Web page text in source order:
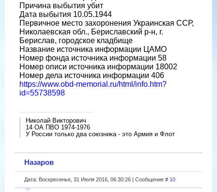
Причина выбытия убит
Дата выбытия 10.05.1944
Первичное место захоронения Украинская ССР,
Николаевская обл., Бериславский р-н, г.
Берислав, городское кладбище
Название источника информации ЦАМО
Номер фонда источника информации 58
Номер описи источника информации 18002
Номер дела источника информации 406
https://www.obd-memorial.ru/html/info.htm?
id=55738598
Николай Викторович
14 ОА ПВО 1974-1976
У России только два союзника - это Армия и Флот
Назаров
Дата: Воскресенье, 31 Июля 2016, 06:30:26 | Сообщение # 10